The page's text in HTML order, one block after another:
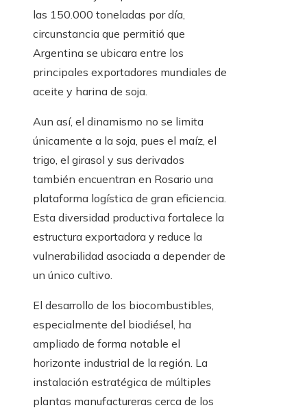
las 150.000 toneladas por día,
circunstancia que permitió que
Argentina se ubicara entre los
principales exportadores mundiales de
aceite y harina de soja.
Aun así, el dinamismo no se limita
únicamente a la soja, pues el maíz, el
trigo, el girasol y sus derivados
también encuentran en Rosario una
plataforma logística de gran eficiencia.
Esta diversidad productiva fortalece la
estructura exportadora y reduce la
vulnerabilidad asociada a depender de
un único cultivo.
El desarrollo de los biocombustibles,
especialmente del biodiésel, ha
ampliado de forma notable el
horizonte industrial de la región. La
instalación estratégica de múltiples
plantas manufactureras cerca de los